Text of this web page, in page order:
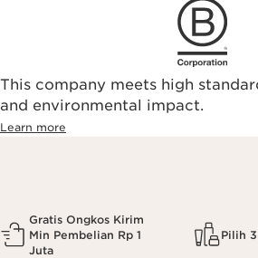
This company meets high
and environmental impact.
Learn more
Gratis Ongkos Kirim
Min Pembelian Rp 1
Juta
Pilih